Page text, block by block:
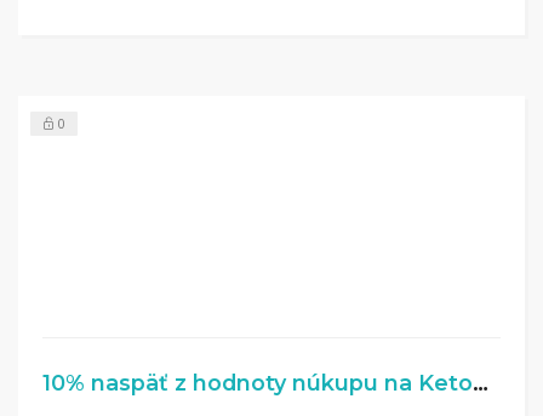
0
10% naspäť z hodnoty núkupu na Ketodiet.sk